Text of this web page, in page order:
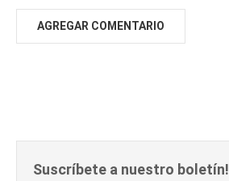
Suscríbete a nuestro boletín!